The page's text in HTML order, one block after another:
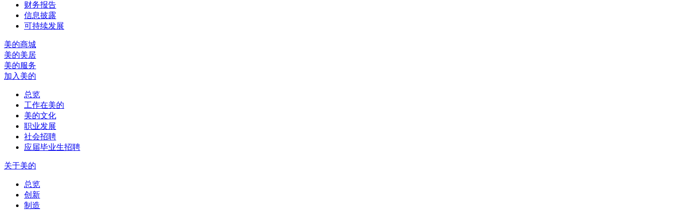
财务报告
信息披露
可持续发展
美的商城
美的美居
美的服务
加入美的
总览
工作在美的
美的文化
职业发展
社会招聘
应届毕业生招聘
关于美的
总览
创新
制造